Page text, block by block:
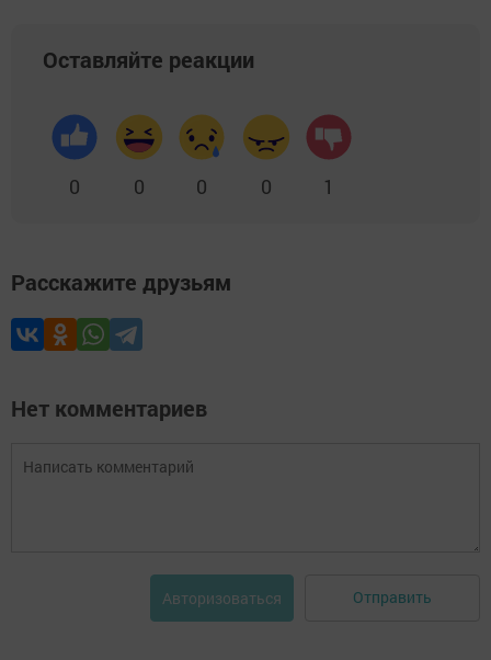
Оставляйте реакции
0 0 0 0 1
Расскажите друзьям
Нет комментариев
Авторизоваться Отправить